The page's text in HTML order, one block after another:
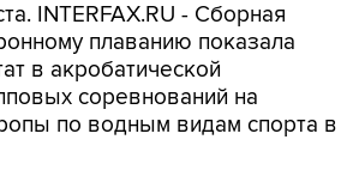
INTERFAX.RU - Сборная
плаванию показала
в акробатической
соревнований на
по водным видам спорта в